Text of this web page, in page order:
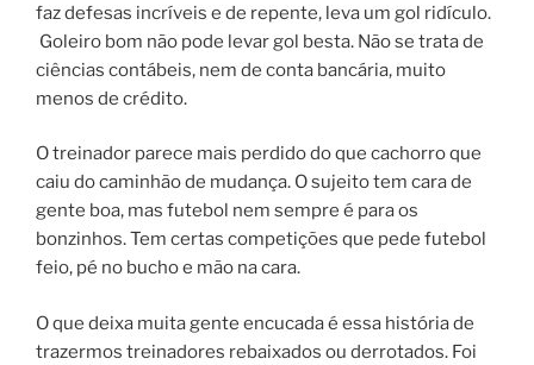
faz defesas incríveis e de repente, leva um gol ridículo.
Goleiro bom não pode levar gol besta. Não se trata de
ciências contábeis, nem de conta bancária, muito
menos de crédito.
O treinador parece mais perdido do que cachorro que
caiu do caminhão de mudança. O sujeito tem cara de
gente boa, mas futebol nem sempre é para os
bonzinhos. Tem certas competições que pede futebol
feio, pé no bucho e mão na cara.
O que deixa muita gente encucada é essa história de
trazermos treinadores rebaixados ou derrotados. Foi